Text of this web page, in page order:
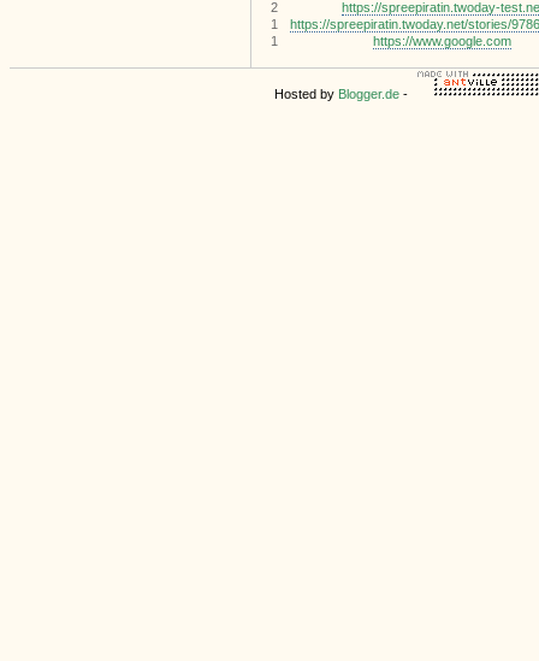
2
https://spreepiratin.twoday-
1
https://spreepiratin.twoday.net/stories/
1
https://www.google.com
Hosted by Blogger.de-